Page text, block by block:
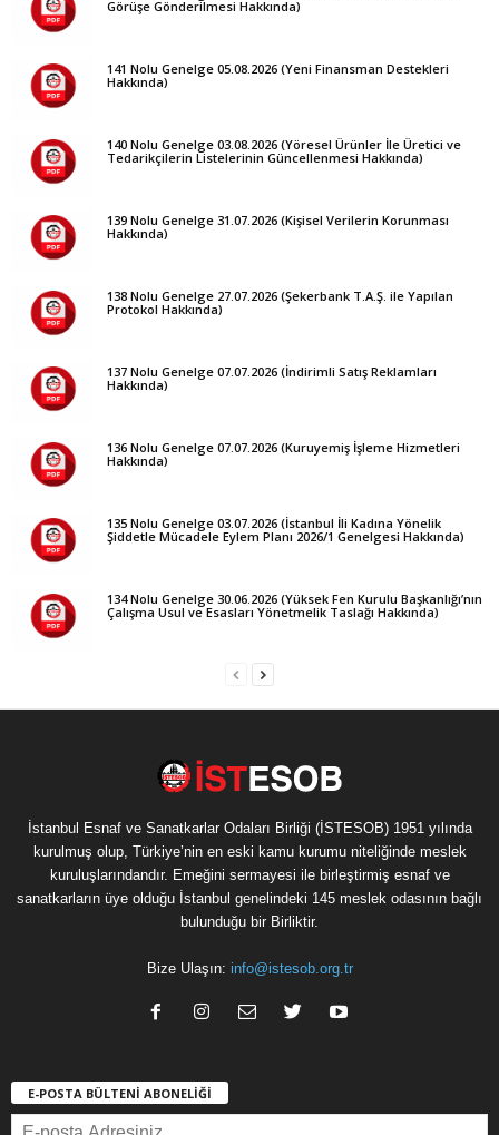
Görüşe Gönderilmesi Hakkında)
141 Nolu Genelge 05.08.2026 (Yeni Finansman Destekleri
Hakkında)
140 Nolu Genelge 03.08.2026 (Yöresel Ürünler İle Üretici ve
Tedarikçilerin Listelerinin Güncellenmesi Hakkında)
139 Nolu Genelge 31.07.2026 (Kişisel Verilerin Korunması
Hakkında)
138 Nolu Genelge 27.07.2026 (Şekerbank T.A.Ş. ile Yapılan
Protokol Hakkında)
137 Nolu Genelge 07.07.2026 (İndirimli Satış Reklamları
Hakkında)
136 Nolu Genelge 07.07.2026 (Kuruyemiş İşleme Hizmetleri
Hakkında)
135 Nolu Genelge 03.07.2026 (İstanbul İli Kadına Yönelik
Şiddetle Mücadele Eylem Planı 2026/1 Genelgesi Hakkında)
134 Nolu Genelge 30.06.2026 (Yüksek Fen Kurulu Başkanlığı’nın
Çalışma Usul ve Esasları Yönetmelik Taslağı Hakkında)
İstanbul Esnaf ve Sanatkarlar Odaları Birliği (İSTESOB) 1951 yılında
kurulmuş olup, Türkiye’nin en eski kamu kurumu niteliğinde meslek
kuruluşlarındandır. Emeğini sermayesi ile birleştirmiş esnaf ve
sanatkarların üye olduğu İstanbul genelindeki 145 meslek odasının bağlı
bulunduğu bir Birliktir.
Bize Ulaşın: info@istesob.org.tr
E-POSTA BÜLTENİ ABONELİĞİ